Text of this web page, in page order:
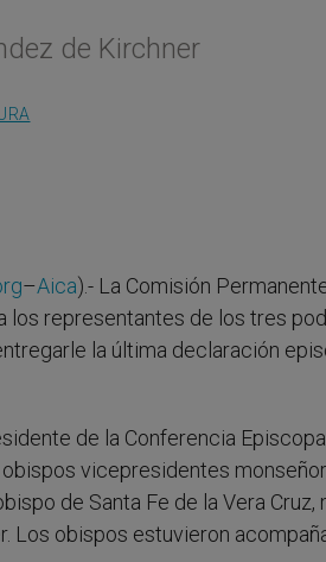
de Kirchner
–Aica).- La Comisión
representantes de los tres
la última declaración
de la Conferencia
vicepresidentes
de Santa Fe de la Vera Cruz,
Los obispos estuvieron